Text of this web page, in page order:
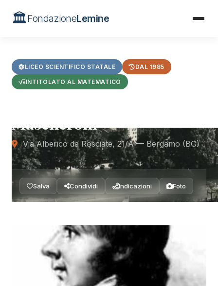
🏛️FondazioneLemine
LICEO SCIENTIFICO STATALE DAL 1985
INTITOLATO AL MATEMATICO
Mascheroni
Via Alberico da Rosciate, 21/A — Bergamo (BG)
Salva Condividi Indicazioni Foto